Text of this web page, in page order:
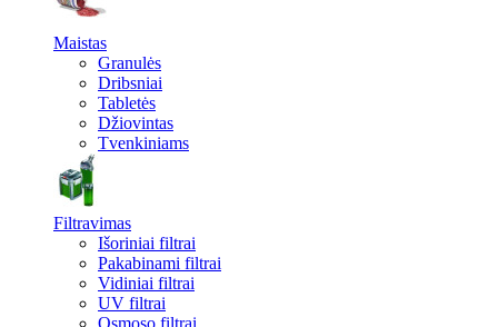
Maistas
Granulės
Dribsniai
Tabletės
Džiovintas
Tvenkiniams
Filtravimas
Išoriniai filtrai
Pakabinami filtrai
Vidiniai filtrai
UV filtrai
Osmoso filtrai